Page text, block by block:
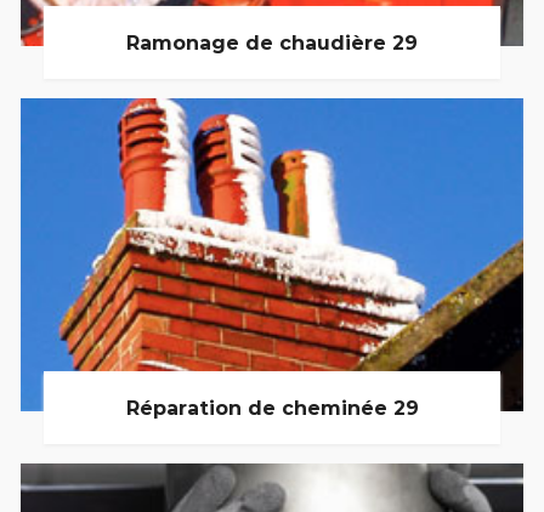
Ramonage de chaudière 29
Réparation de cheminée 29